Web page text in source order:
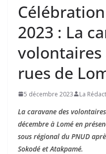
2023 : La
volontaires
rues de
5 décembre 2023 La
La caravane des
décembre à Lomé en
sous régional du PNUD
Sokodé et Atakpamé.